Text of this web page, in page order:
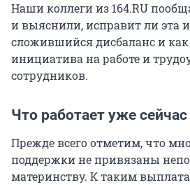
Наши коллеги из 164.RU
и выяснили, исправит ли эта
сложившийся дисбаланс и как
инициатива на работе и
сотрудников.
Что работает уже сейчас
Прежде всего отметим, что
поддержки не привязаны
материнству. К таким